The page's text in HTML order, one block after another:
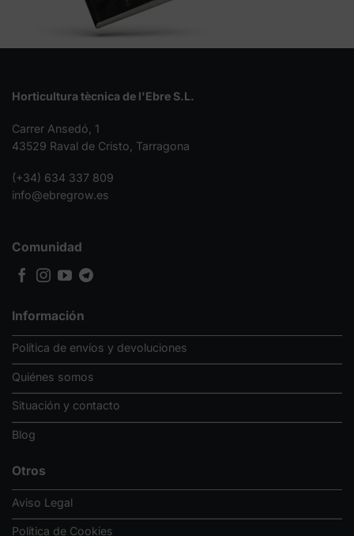
Horticultura tècnica de l'Ebre S.L.
Carrer Ansedó, 1
43529 Raval de Cristo, Tarragona
(+34) 634 337 809
info@ebregrow.es
Información
Política de envíos y devoluciones
Quiénes somos
Situación y contacto
Blog
Otros
Aviso Legal
Política de Cookies
Comunidad